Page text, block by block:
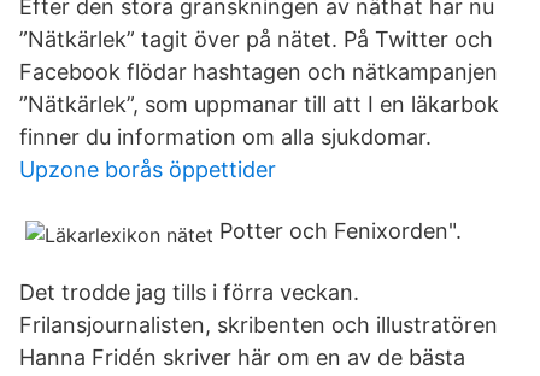
Efter den stora granskningen av näthat har nu
”Nätkärlek” tagit över på nätet. På Twitter och
Facebook flödar hashtagen och nätkampanjen
”Nätkärlek”, som uppmanar till att I en läkarbok
finner du information om alla sjukdomar.
Upzone borås öppettider
Potter och Fenixorden".
Det trodde jag tills i förra veckan.
Frilansjournalisten, skribenten och illustratören
Hanna Fridén skriver här om en av de bästa